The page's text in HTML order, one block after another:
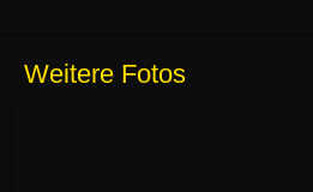
Weitere Fotos